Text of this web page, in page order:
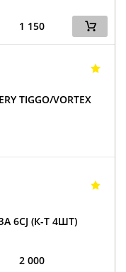
1 150
TIGGO/VORTEX
6CJ (К-Т 4ШТ)
2 000